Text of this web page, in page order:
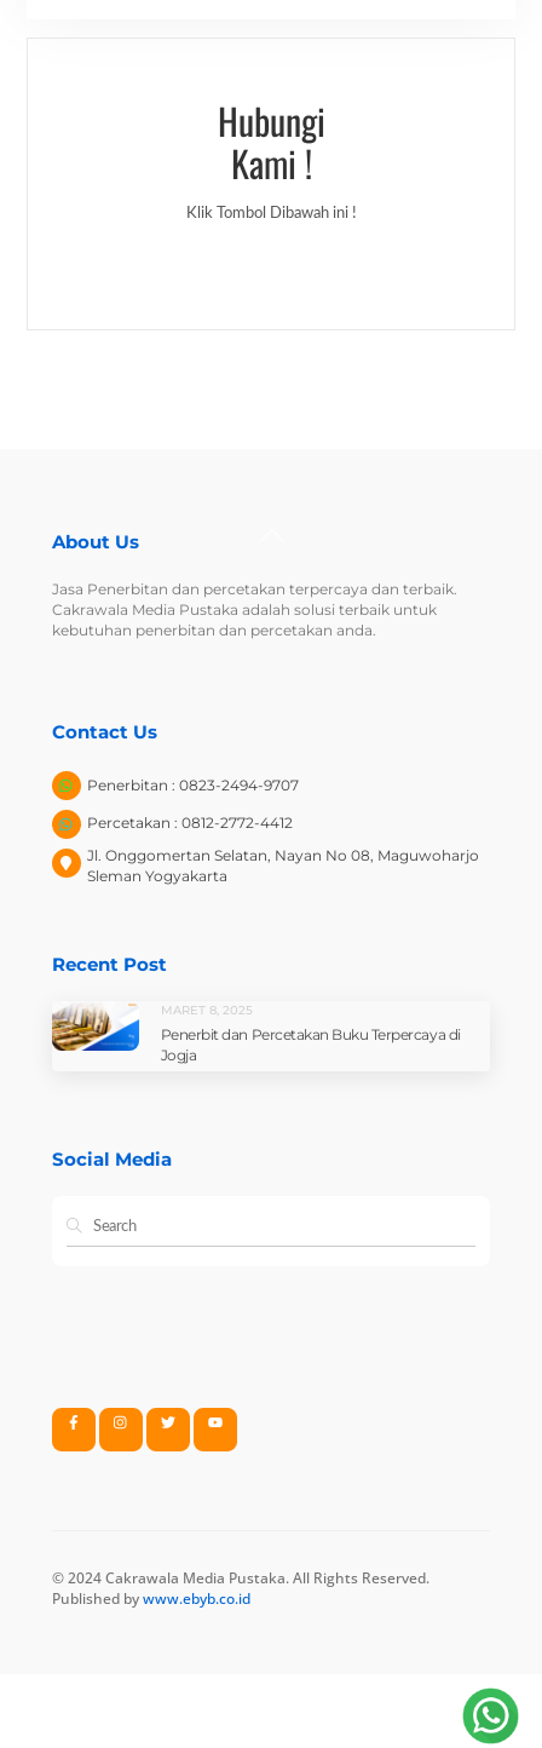
Hubungi
Kami !
Klik Tombol Dibawah ini !
About Us
Jasa Penerbitan dan percetakan terpercaya dan terbaik.
Cakrawala Media Pustaka adalah solusi terbaik untuk
kebutuhan penerbitan dan percetakan anda.
Contact Us
Penerbitan : 0823-2494-9707
Percetakan : 0812-2772-4412
Jl. Onggomertan Selatan, Nayan No 08, Maguwoharjo
Sleman Yogyakarta
Recent Post
MARET 8, 2025
Penerbit dan Percetakan Buku Terpercaya di
Jogja
Social Media
© 2024 Cakrawala Media Pustaka. All Rights Reserved.
Published bywww.ebyb.co.id